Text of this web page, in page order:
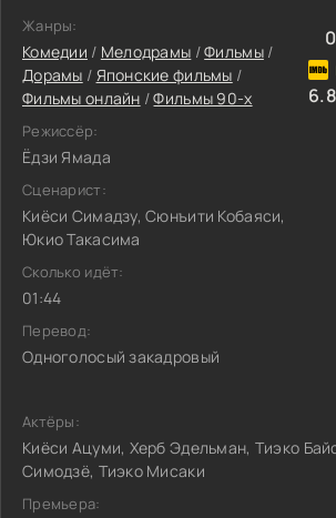
Жанры:
Комедии / Мелодрамы /Фильмы/
Дорамы / Японские фильмы /
Фильмы онлайн /Фильмы 90-х
Режиссёр:
Ёдзи Ямада
Сценарист:
Киёси Симадзу, Сюнъити Кобаяси,
Юкио Такасима
Сколько идёт:
01:44
Перевод:
Одноголосый закадровый
0
6.8
Актёры:
Киёси Ацуми, Херб Эдельман, Тиэко
Симодзё, Тиэко Мисаки
Премьера: